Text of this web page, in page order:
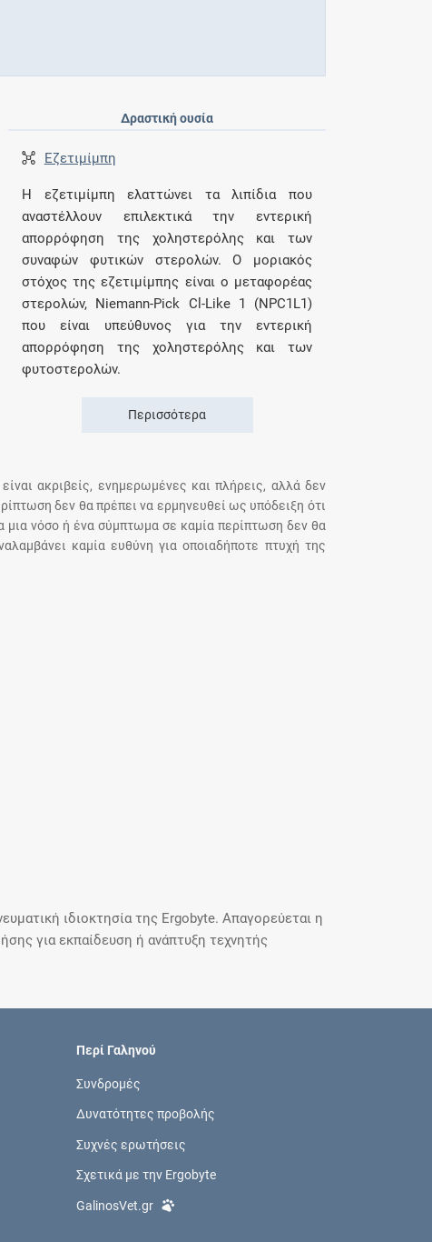
Δραστική ουσία
Εζετιμίμπη
Η εζετιμίμπη ελαττώνει τα λιπίδια που
αναστέλλουν επιλεκτικά την εντερική
απορρόφηση της χοληστερόλης και των
συναφών φυτικών στερολών. Ο μοριακός
στόχος της εζετιμίμπης είναι ο μεταφορέας
στερολών, Niemann-Pick Cl-Like 1 (NPC1L1)
που είναι υπεύθυνος για την εντερική
απορρόφηση της χοληστερόλης και των
φυτοστερολών.
Περισσότερα
ακριβείς, ενημερωμένες και πλήρεις, αλλά δεν
δεν θα πρέπει να ερμηνευθεί ως υπόδειξη ότι
μια νόσο ή ένα σύμπτωμα σε καμία περίπτωση δεν θα
καμία ευθύνη για οποιαδήποτε πτυχή της
ιδιοκτησία της Ergobyte. Απαγορεύεται η
για εκπαίδευση ή ανάπτυξη τεχνητής
Περί Γαληνού
Συνδρομές
Δυνατότητες προβολής
Συχνές ερωτήσεις
Σχετικά με την Ergobyte
GalinosVet.gr